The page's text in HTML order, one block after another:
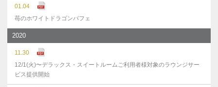
01.04
苺のホワイトドラゴンパフェ
2020
11.30
12/1(火)〜デラックス・スイートルームご利用者様対象のラウンジサー
ビス提供開始